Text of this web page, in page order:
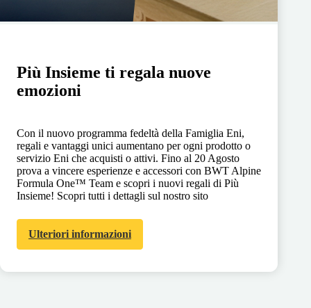
Più Insieme ti regala nuove
emozioni
Con il nuovo programma fedeltà della Famiglia Eni,
regali e vantaggi unici aumentano per ogni prodotto o
servizio Eni che acquisti o attivi. Fino al 20 Agosto
prova a vincere esperienze e accessori con BWT Alpine
Formula One™ Team e scopri i nuovi regali di Più
Insieme! Scopri tutti i dettagli sul nostro sito
Ulteriori informazioni